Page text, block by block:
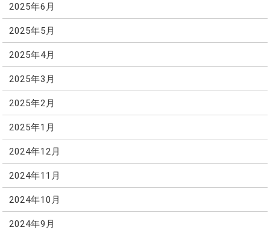
2025年6月
2025年5月
2025年4月
2025年3月
2025年2月
2025年1月
2024年12月
2024年11月
2024年10月
2024年9月